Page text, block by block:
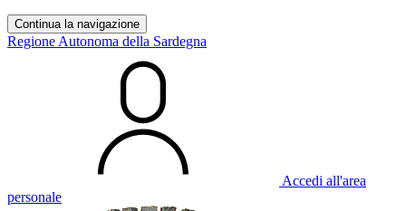
Continua la navigazione
Regione Autonoma della Sardegna
Accedi all'area
personale